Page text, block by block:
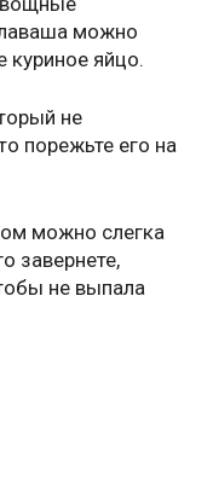
можно
куриное яйцо.
не
порежьте его на
можно слегка
завернете,
не выпала